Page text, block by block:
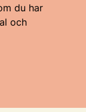
du har
och